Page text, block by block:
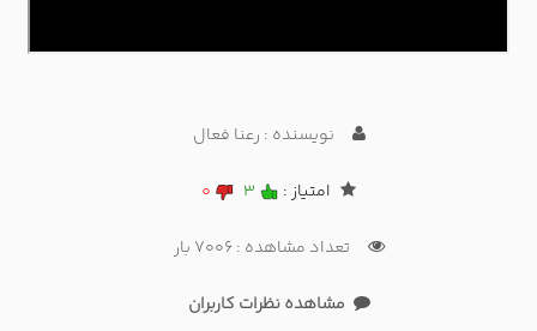
نویسنده : رعنا فعال
امتیاز : 3
0
تعداد مشاهده : 7006 بار
مشاهده نظرات کاربران